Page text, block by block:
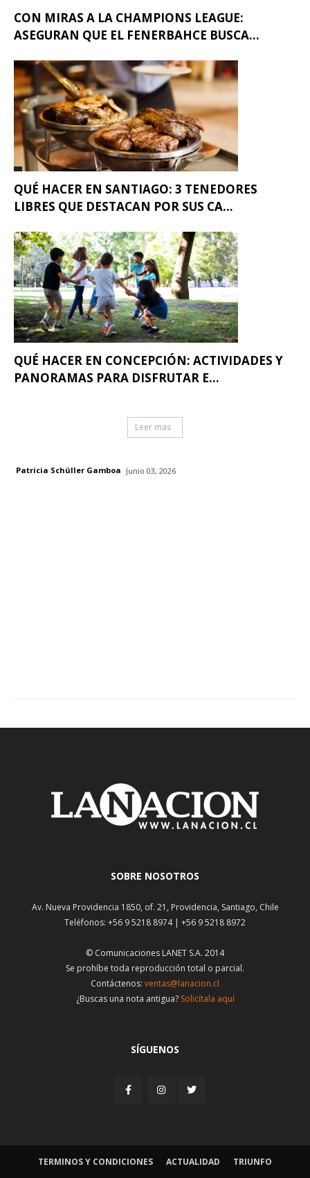
CON MIRAS A LA CHAMPIONS LEAGUE:
ASEGURAN QUE EL FENERBAHCE BUSCA...
QUÉ HACER EN SANTIAGO: 3 TENEDORES
LIBRES QUE DESTACAN POR SUS CA...
QUÉ HACER EN CONCEPCIÓN: ACTIVIDADES Y
PANORAMAS PARA DISFRUTAR E...
Leer mas
Patricia Schüller Gamboa Junio 03, 2026
SOBRE NOSOTROS
Av. Nueva Providencia 1850, of. 21, Providencia, Santiago, Chile
Teléfonos: +56 9 5218 8974 | +56 9 5218 8972
© Comunicaciones LANET S.A. 2014
Se prohíbe toda reproducción total o parcial.
Contáctenos: ventas@lanacion.cl
¿Buscas una nota antigua? Solicítala aquí
SÍGUENOS
TERMINOS Y CONDICIONES ACTUALIDAD TRIUNFO